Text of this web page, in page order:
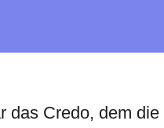
das Credo, dem die